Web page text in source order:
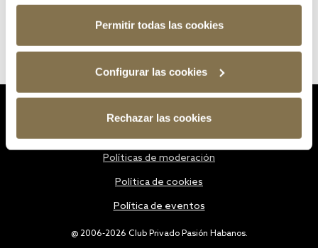
Permitir todas las cookies
Configurar las cookies
Rechazar las cookies
@ 2006-2026 Club Privado Pasión Habanos.
Políticas de moderación
Política de cookies
Política de eventos